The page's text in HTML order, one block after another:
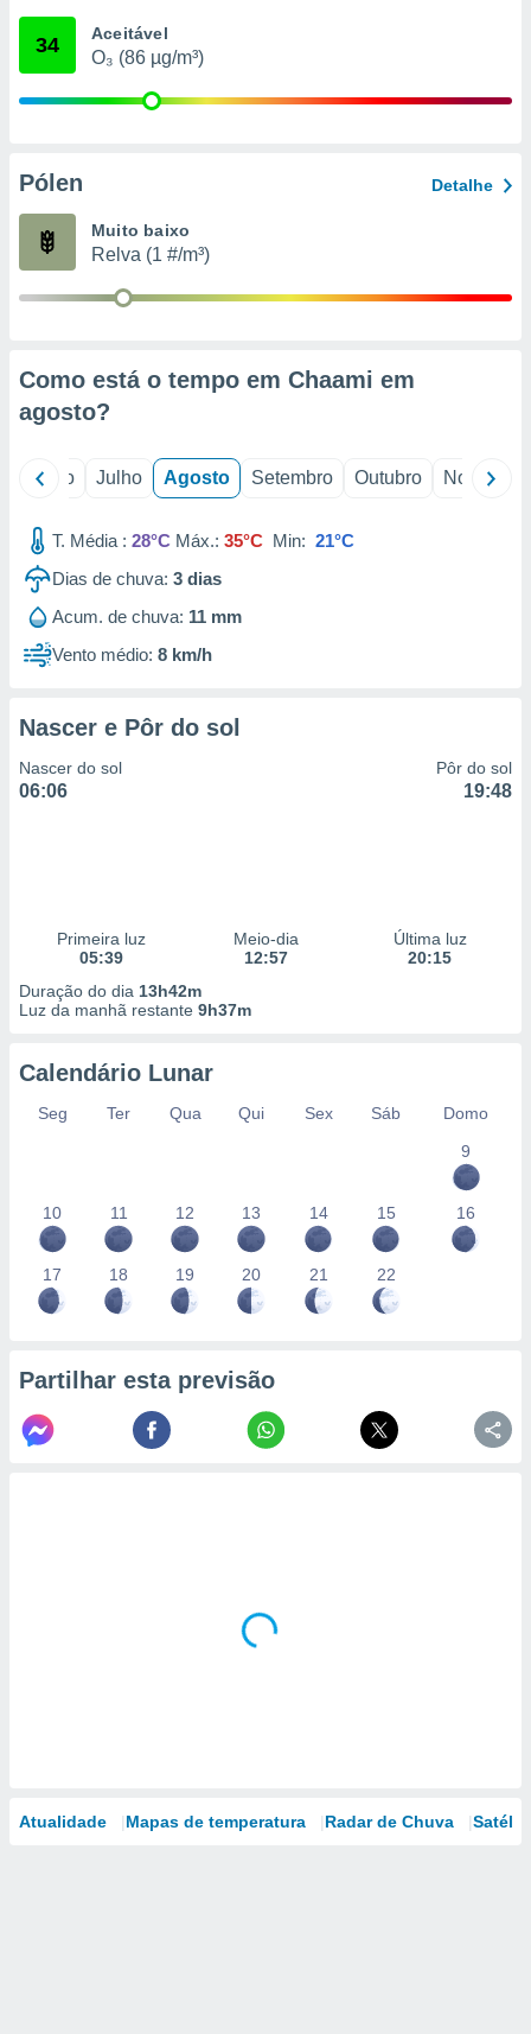
através
estudos
1199
34 Aceitável
O₃ (86 µg/m³)
Pólen Detalhe
Muito baixo
Relva (1 #/m³)
Como está o tempo em Chaami em
agosto?
Junho Julho Agosto Setembro Outubro Novembro
T. Média : 28°C Máx.: 35°C Min: 21°C
Dias de chuva: 3 dias
Acum. de chuva: 11 mm
Vento médio: 8 km/h
Nascer e Pôr do sol
Nascer do sol
06:06
Pôr do sol
19:48
Primeira luz
05:39
Meio-dia
12:57
Última luz
20:15
Duração do dia 13h42m
Luz da manhã restante 9h37m
Calendário Lunar
Seg Ter Qua Qui Sex Sáb
Domo
9
10 11 12 13 14 15 16
17 18 19 20 21 22
Partilhar esta previsão
Atualidade Mapas de temperatura Radar de Chuva